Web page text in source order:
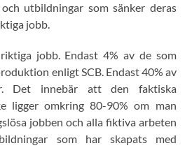
utbildningar som sänker deras
jobb.
jobb. Endast 4% av de som
enligt SCB. Endast 40% av
Det innebär att den faktiska
ligger omkring 80-90% om man
jobben och alla fiktiva arbeten
som har skapats med